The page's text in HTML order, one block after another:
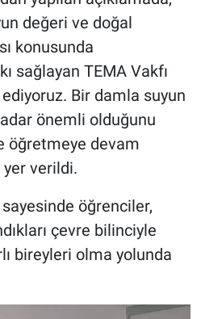
değeri ve doğal
konusunda
sağlayan TEMA Vakfı
Bir damla suyun
önemli olduğunu
öğretmeye devam
verildi.
öğrenciler,
çevre bilinciyle
bireyleri olma yolunda